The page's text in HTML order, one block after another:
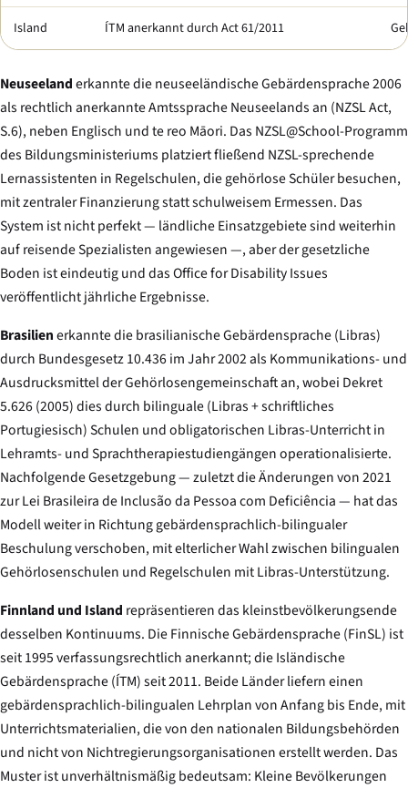
Island ÍTM anerkannt durch Act 61/2011
Neuseelanderkannte die neuseeländische Gebärdensprache 2006
als rechtlich anerkannte Amtssprache Neuseelands an (NZSL Act,
S.6), neben Englisch und te reo Māori. Das NZSL@School-Programm
des Bildungsministeriums platziert fließend NZSL-sprechende
Lernassistenten in Regelschulen, die gehörlose Schüler besuchen,
mit zentraler Finanzierung statt schulweisem Ermessen. Das
System ist nicht perfekt — ländliche Einsatzgebiete sind weiterhin
auf reisende Spezialisten angewiesen —, aber der gesetzliche
Boden ist eindeutig und das Office for Disability Issues
veröffentlicht jährliche Ergebnisse.
Brasilienerkannte die brasilianische Gebärdensprache (Libras)
durch Bundesgesetz 10.436 im Jahr 2002 als Kommunikations- und
Ausdrucksmittel der Gehörlosengemeinschaft an, wobei Dekret
5.626 (2005) dies durch bilinguale (Libras + schriftliches
Portugiesisch) Schulen und obligatorischen Libras-Unterricht in
Lehramts- und Sprachtherapiestudiengängen operationalisierte.
Nachfolgende Gesetzgebung — zuletzt die Änderungen von 2021
zur Lei Brasileira de Inclusão da Pessoa com Deficiência — hat das
Modell weiter in Richtung gebärdensprachlich-bilingualer
Beschulung verschoben, mit elterlicher Wahl zwischen bilingualen
Gehörlosenschulen und Regelschulen mit Libras-Unterstützung.
Finnland und Island repräsentieren das kleinstbevölkerungsende
desselben Kontinuums. Die Finnische Gebärdensprache (FinSL) ist
seit 1995 verfassungsrechtlich anerkannt; die Isländische
Gebärdensprache (ÍTM) seit 2011. Beide Länder liefern einen
gebärdensprachlich-bilingualen Lehrplan von Anfang bis Ende, mit
Unterrichtsmaterialien, die von den nationalen Bildungsbehörden
und nicht von Nichtregierungsorganisationen erstellt werden. Das
Muster ist unverhältnismäßig bedeutsam: Kleine Bevölkerungen